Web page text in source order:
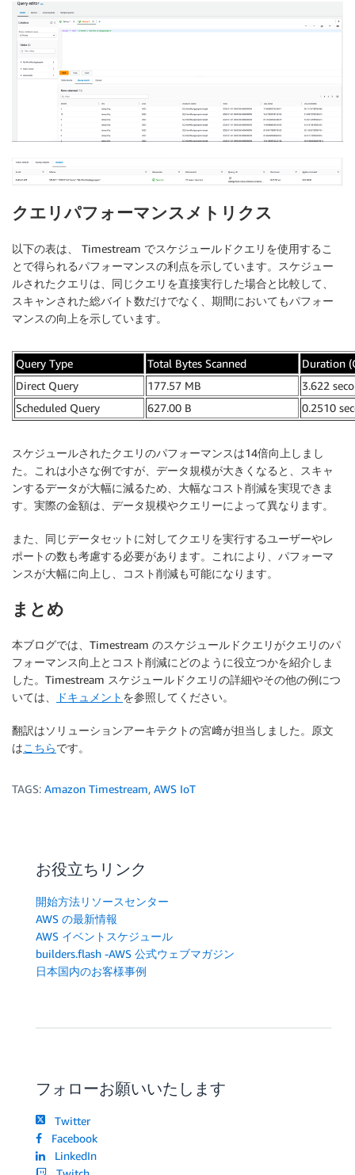
クエリパフォーマンスメトリクス
以下の表は、 Timestream でスケジュールドクエリを使用するこ
とで得られるパフォーマンスの利点を示しています。スケジュー
ルされたクエリは、同じクエリを直接実行した場合と比較して、
スキャンされた総バイト数だけでなく、期間においてもパフォー
マンスの向上を示しています。
Query Type Total Bytes Scanned
Duration
Direct Query
177.57 MB
3.622
Scheduled Query
627.00 B 0.2510
スケジュールされたクエリのパフォーマンスは14倍向上しまし
た。これは小さな例ですが、データ規模が大きくなると、スキャ
ンするデータが大幅に減るため、大幅なコスト削減を実現できま
す。実際の金額は、データ規模やクエリーによって異なります。
また、同じデータセットに対してクエリを実行するユーザーやレ
ポートの数も考慮する必要があります。これにより、パフォーマ
ンスが大幅に向上し、コスト削減も可能になります。
まとめ
本ブログでは、Timestream のスケジュールドクエリがクエリのパ
フォーマンス向上とコスト削減にどのように役立つかを紹介しま
した。Timestream スケジュールドクエリの詳細やその他の例につ
いては、
ドキュメント を参照してください。
翻訳はソリューションアーキテクトの宮﨑が担当しました。原文
はこちらです。
TAGS: Amazon Timestream, AWS IoT
お役立ちリンク
開始方法リソースセンター
AWS の最新情報
AWS イベントスケジュール
builders.flash -AWS 公式ウェブマガジン
日本国内のお客様事例
フォローお願いいたします
Twitter
Facebook
LinkedIn